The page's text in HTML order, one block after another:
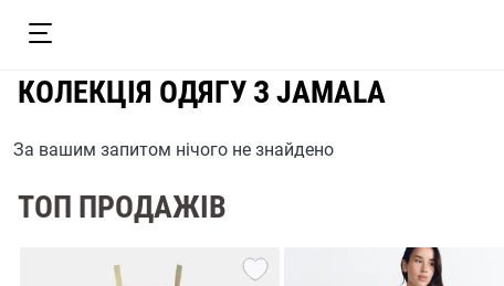
КОЛЕКЦІЯ ОДЯГУ З JAMALA
За вашим запитом нічого не знайдено
ТОП ПРОДАЖІВ